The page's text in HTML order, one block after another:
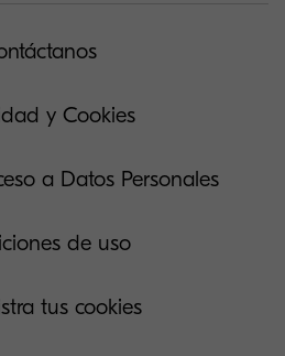
y Cookies
a Datos Personales
de uso
tus cookies